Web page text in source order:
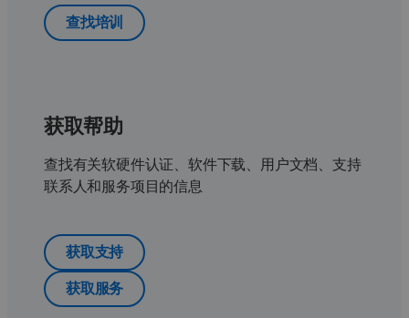
查找培训
获取帮助
查找有关软硬件认证、软件下载、用户文档、支持
联系人和服务项目的信息
获取支持
获取服务